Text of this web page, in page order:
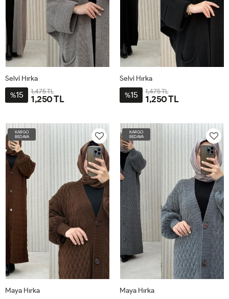
BDN-
Selvi Hırka
%15 1,475 TL
1,250 TL
BDN-
Selvi Hırka
%15 1,475 TL
1,250 TL
KARGO
BEDAVA
Maya Hırka
KARGO
BEDAVA
Maya Hırka